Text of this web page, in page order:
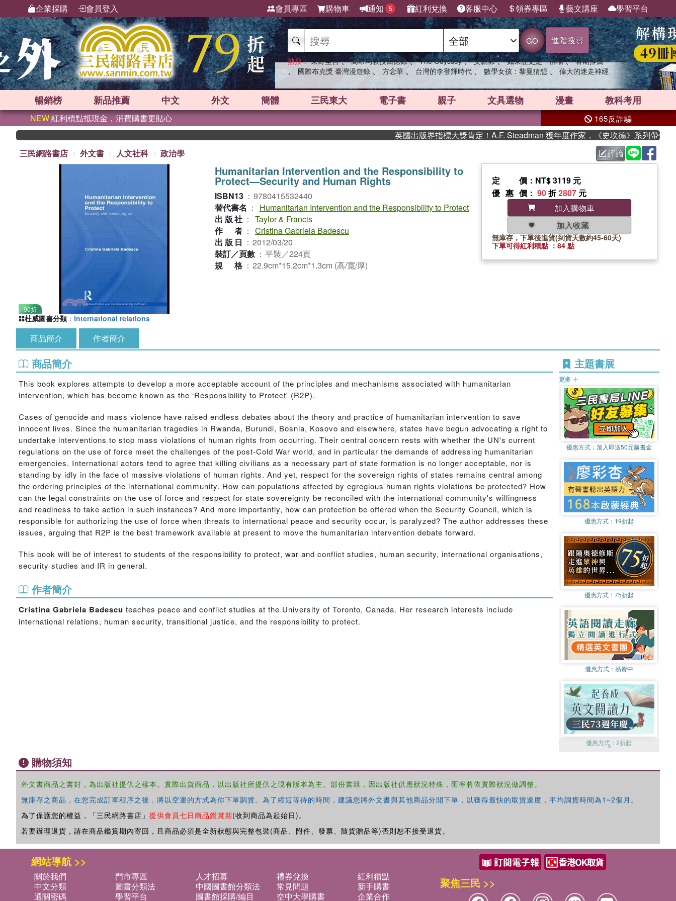
企業採購 會員登入 會員專區 購物車 通知 5 紅利兌換 客服中心 領券專區 藝文講座 學習平台
GO 進階搜尋
熱搜： 東野圭吾 、 高希均教授回憶錄 、 The Odyssey 、 父親節 、 如果歷史是一群喵 、 暑期推薦
、 國際布克獎 臺灣漫遊錄 、 方念華 、 台灣的李登輝時代 、 數學女孩：黎曼猜想 、 偉大的迷走神經
暢銷榜 新品推薦 中文 外文 簡體 三民東大 電子書 親子 文具選物 漫畫 教科考用
NEW紅利積點抵現金，消費購書更貼心 165反詐騙
英國出版界指標大獎肯定！A.F. Steadman 獲年度作家，《史坎德》系列帶你踏上熱
三民網路書店
外文書 人文社科 政治學 評論
90折
Humanitarian Intervention and the Responsibility to
Protect—Security and Human Rights
ISBN13 ： 9780415532440
替代書名 ：
Humanitarian Intervention and the Responsibility to Protect
出版社 ： Taylor & Francis
作者 ： Cristina Gabriela Badescu
出版日 ： 2012/03/20
裝訂／頁數 ： 平裝／224頁
規格 ： 22.9cm*15.2cm*1.3cm (高/寬/厚)
定價 ：NT$ 3119 元
優惠價 ： 90折2807 元
加入購物車
加入收藏
無庫存，下單後進貨(到貨天數約45-60天)
下單可得紅利積點 ：84 點
杜威圖書分類 ： International relations
商品簡介 作者簡介
商品簡介
This book explores attempts to develop a more acceptable account of the principles and mechanisms associated with humanitarian
intervention, which has become known as the ‘Responsibility to Protect' (R2P).
Cases of genocide and mass violence have raised endless debates about the theory and practice of humanitarian intervention to save
innocent lives. Since the humanitarian tragedies in Rwanda, Burundi, Bosnia, Kosovo and elsewhere, states have begun advocating a right to
undertake interventions to stop mass violations of human rights from occurring. Their central concern rests with whether the UN's current
regulations on the use of force meet the challenges of the post-Cold War world, and in particular the demands of addressing humanitarian
emergencies. International actors tend to agree that killing civilians as a necessary part of state formation is no longer acceptable, nor is
standing by idly in the face of massive violations of human rights. And yet, respect for the sovereign rights of states remains central among
the ordering principles of the international community. How can populations affected by egregious human rights violations be protected? How
can the legal constraints on the use of force and respect for state sovereignty be reconciled with the international community's willingness
and readiness to take action in such instances? And more importantly, how can protection be offered when the Security Council, which is
responsible for authorizing the use of force when threats to international peace and security occur, is paralyzed? The author addresses these
issues, arguing that R2P is the best framework available at present to move the humanitarian intervention debate forward.
This book will be of interest to students of the responsibility to protect, war and conflict studies, human security, international organisations,
security studies and IR in general.
作者簡介
Cristina Gabriela Badescu teaches peace and conflict studies at the University of Toronto, Canada. Her research interests include
international relations, human security, transitional justice, and the responsibility to protect.
主題書展
更多
優惠方式： 加入即送50元購書金
優惠方式： 19折起
優惠方式： 75折起
優惠方式： 熱賣中
優惠方式：2折起
購物須知
外文書商品之書封，為出版社提供之樣本。實際出貨商品，以出版社所提供之現有版本為主。部份書籍，因出版社供應狀況特殊，匯率將依實際狀況做調整。
無庫存之商品，在您完成訂單程序之後，將以空運的方式為你下單調貨。為了縮短等待的時間，建議您將外文書與其他商品分開下單，以獲得最快的取貨速度，平均調貨時間為1~2個月。
為了保護您的權益，「三民網路書店」 提供會員七日商品鑑賞期(收到商品為起始日)。
若要辦理退貨，請在商品鑑賞期內寄回，且商品必須是全新狀態與完整包裝(商品、附件、發票、隨貨贈品等)否則恕不接受退貨。
網站導航 >>
關於我們 門市專區 人才招募 禮券兌換
紅利積點
中文分類
圖書分類法 中國圖書館分類法 常見問題
新手購書
通關密碼
學習平台 圖書館採購/編目 空中大學購書
企業合作
聚焦三民 >>